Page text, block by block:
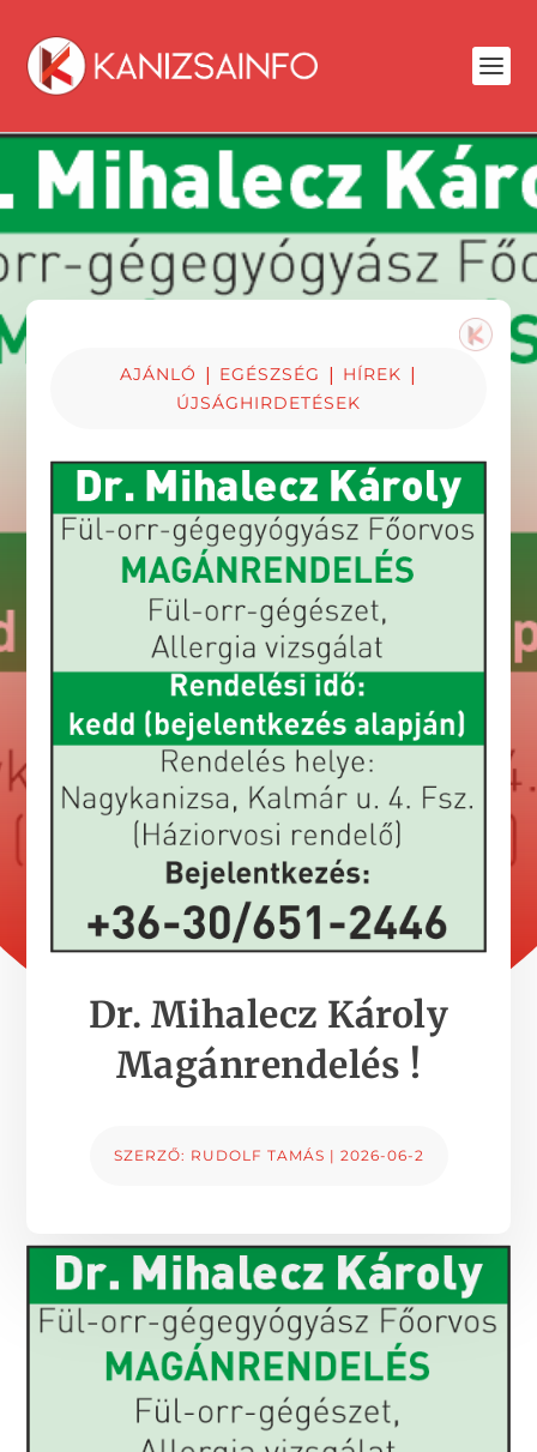
AJÁNLÓ | EGÉSZSÉG | HÍREK |
ÚJSÁGHIRDETÉSEK
Dr. Mihalecz Károly
Magánrendelés !
SZERZŐ: RUDOLF TAMÁS | 2026-06-2